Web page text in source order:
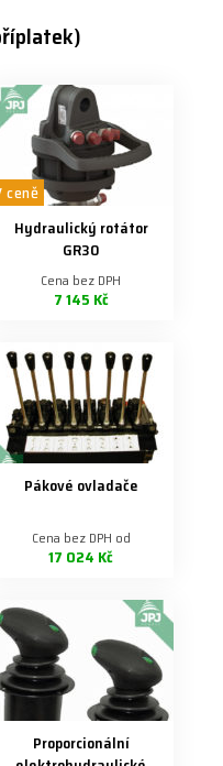
ceně
Hydraulický rotátor
GR30
Cena bez DPH
7 145 Kč
Pákové ovladače
Cena bez DPH od
17 024 Kč
Proporcionální